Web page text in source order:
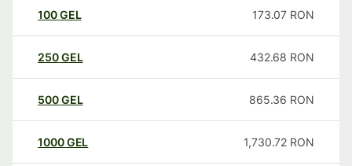
100GEL 173.07 RON
250GEL 432.68 RON
500GEL 865.36 RON
1000GEL 1,730.72 RON